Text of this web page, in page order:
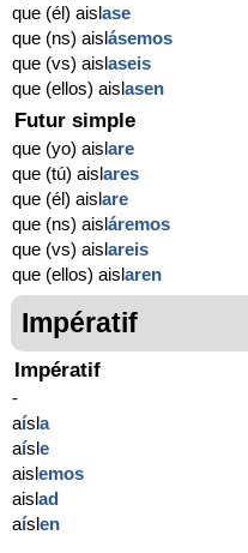
que (él) aislase
que (ns) aislásemos
que (vs) aislaseis
que (ellos) aislasen
Futur simple
que (yo) aislare
que (tú) aislares
que (él) aislare
que (ns) aisláremos
que (vs) aislareis
que (ellos) aislaren
Impératif
Impératif
-
aísla
aísle
aislemos
aislad
aíslen